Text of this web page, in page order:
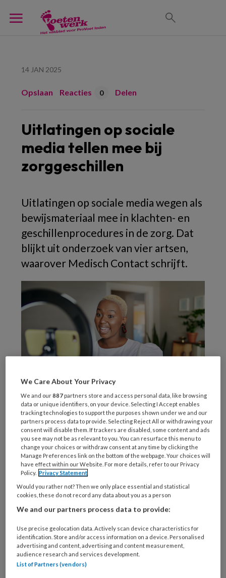
14 JAN 2025
Opslaan Reacties 0 Delen
Uitlatingen op sociale
media tellen mee bij
zorggeschillen
Uitlatingen op sociale media wegen als
bewijsmateriaal mee in klachten- en
geschillenprocedures in de zorg. Dat
blijkt uit onderzoek van vier artsen,
waarover Medisch Contact schrijft.
Psychiater Judith Godschalx, arts-
onderzoeker Sebastiaan Pronk, internist-
intensivist Walther van Mook en reumatoloog
Simone Gorter zijn alle vier betrokken bij
diverse klachten- of geschillencommissies in
de zorg, of zetten zich in voor professionaliteit.
Zij bekeken in hoeverre gebruik van sociale
is gewogen in zaken die voorkwamen bij
verschillende geschillencommissies rondom de
Wet kwaliteit, klachten en geschillen zorg
We Care About Your Privacy
We and our887 partners store and access personal data, like browsing
data or unique identifiers, on your device. Selecting I Accept enables
tracking technologies to support the purposes shown under we and our
partners process data to provide. Selecting Reject All or withdrawing your
consent will disable them. If trackers are disabled, some content and ads
you see may not be as relevant to you. You can resurface this menu to
change your choices or withdraw consent at any time by clicking the
Manage Preferences link on the bottom of the webpage. Your choices will
have effect within our Website. For more details, refer to our Privacy
Policy. Privacy Statement
Would you rather not? Then we only place essential and statistical
cookies, these do not record any data about you as a person
We and our partners process data to provide:
Use precise geolocation data. Actively scan device characteristics for
identification. Store and/or access information on a device. Personalised
advertising and content, advertising and content measurement,
audience research and services development.
List of Partners (vendors)